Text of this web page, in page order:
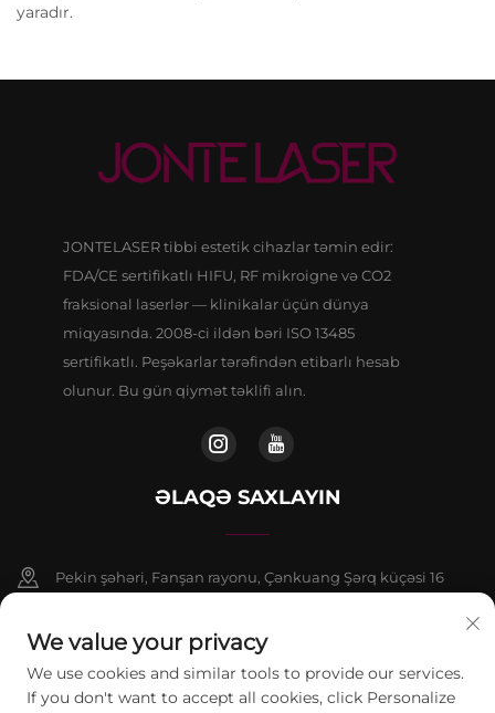
yaradır.
JONTELASER tibbi estetik cihazlar təmin edir:
FDA/CE sertifikatlı HIFU, RF mikroigne və CO2
fraksional laserlər — klinikalar üçün dünya
miqyasında. 2008-ci ildən bəri ISO 13485
sertifikatlı. Peşəkarlar tərəfindən etibarlı hesab
olunur. Bu gün qiymət təklifi alın.
ƏLAQƏ SAXLAYIN
Pekin şəhəri, Fanşan rayonu, Çənkuang Şərq küçəsi 16
+86-13911459627
[email protected]
We value your privacy
We use cookies and similar tools to provide our services.
If you don't want to accept all cookies, click Personalize